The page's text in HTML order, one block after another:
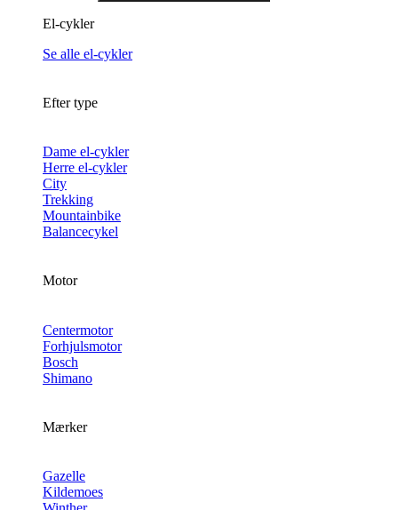
El-cykler
Se alle el-cykler
Efter type
Dame el-cykler
Herre el-cykler
City
Trekking
Mountainbike
Balancecykel
Motor
Centermotor
Forhjulsmotor
Bosch
Shimano
Mærker
Gazelle
Kildemoes